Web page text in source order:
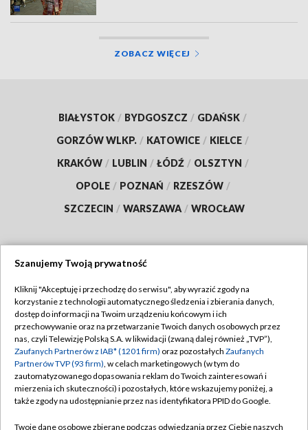
ZOBACZ WIĘCEJ
BIAŁYSTOK / BYDGOSZCZ / GDAŃSK /
GORZÓW WLKP. / KATOWICE / KIELCE /
KRAKÓW / LUBLIN / ŁÓDŹ / OLSZTYN /
OPOLE / POZNAŃ / RZESZÓW /
SZCZECIN / WARSZAWA / WROCŁAW
TVP
Abonament TVP
Emisja w TVP
Centrum informacji TVP
Naziemna Telewizja Cyfrowa
Regulamin TVP
Polityka prywatności
Moje zgody
Pomoc
Szanujemy Twoją prywatność
Kliknij "Akceptuję i przechodzę do serwisu", aby wyrazić zgody na
korzystanie z technologii automatycznego śledzenia i zbierania danych,
dostęp do informacji na Twoim urządzeniu końcowym i ich
przechowywanie oraz na przetwarzanie Twoich danych osobowych przez
nas, czyli Telewizję Polską S.A. w likwidacji (zwaną dalej również „TVP”),
Zaufanych Partnerów z IAB* (1201 firm) oraz pozostałych Zaufanych
Partnerów TVP (93 firm), w celach marketingowych (w tym do
zautomatyzowanego dopasowania reklam do Twoich zainteresowań i
mierzenia ich skuteczności) i pozostałych, które wskazujemy poniżej, a
także zgody na udostępnianie przez nas identyfikatora PPID do Google.
Twoje dane osobowe zbierane podczas odwiedzania przez Ciebie naszych